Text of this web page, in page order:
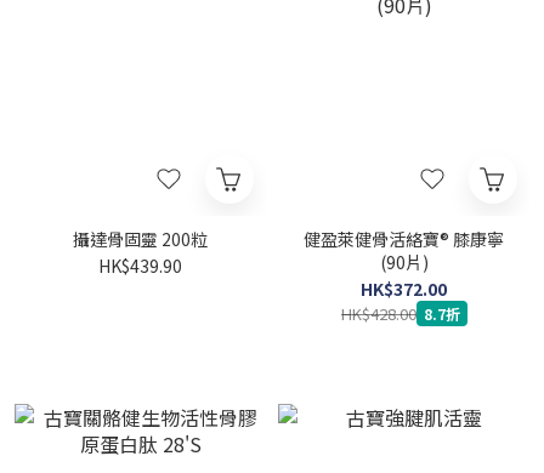
攝達骨固靈 200粒
HK$439.90
健盈萊健骨活絡寶® 膝康寧
(90片)
HK$372.00
HK$428.00 8.7折